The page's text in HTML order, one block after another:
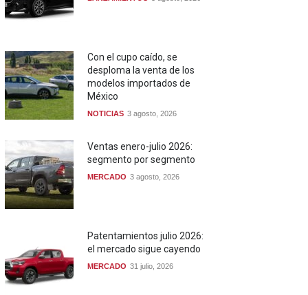
Con el cupo caído, se
desploma la venta de los
modelos importados de
México
NOTICIAS 3 agosto, 2026
Ventas enero-julio 2026:
segmento por segmento
MERCADO 3 agosto, 2026
Patentamientos julio 2026:
el mercado sigue cayendo
MERCADO 31 julio, 2026